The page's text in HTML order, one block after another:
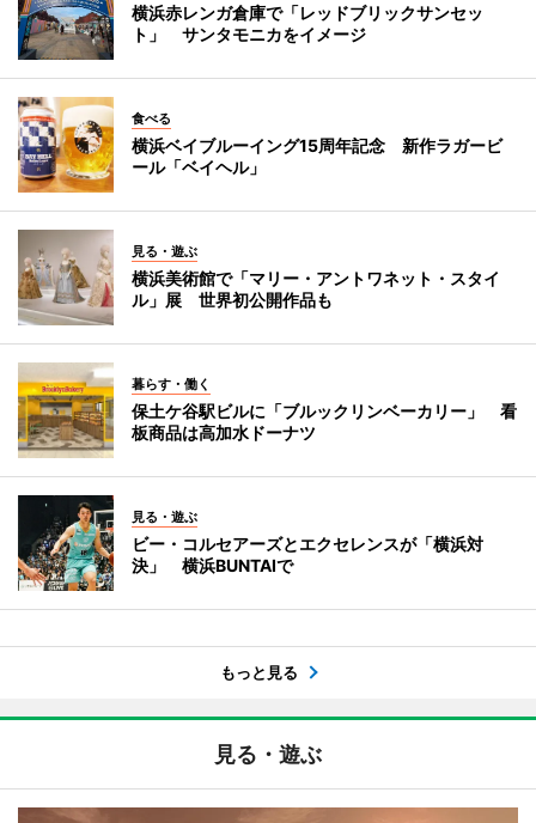
横浜赤レンガ倉庫で「レッドブリックサンセッ
ト」 サンタモニカをイメージ
食べる
横浜ベイブルーイング15周年記念 新作ラガービ
ール「ベイヘル」
見る・遊ぶ
横浜美術館で「マリー・アントワネット・スタイ
ル」展 世界初公開作品も
暮らす・働く
保土ケ谷駅ビルに「ブルックリンベーカリー」 看
板商品は高加水ドーナツ
見る・遊ぶ
ビー・コルセアーズとエクセレンスが「横浜対
決」 横浜BUNTAIで
もっと見る
見る・遊ぶ